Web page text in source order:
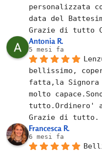
personalizzata
data del
Grazie di tutto
Antonia R.
5 mesi fa
bellissimo,
fatta,la Signora
molto
tutto.Ordinero'
Grazie di tutto.
Francesca R.
6 mesi fa